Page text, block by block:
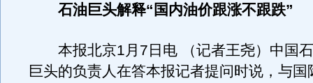
石油巨头解释“国内油价跟涨不跟跌”
本报北京1月7日电 （记者王尧）中国
巨头的负责人在答本报记者提问时说，与国